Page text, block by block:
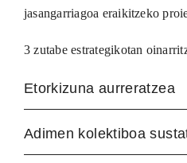
jasangarriagoa eraikitzeko
3 zutabe estrategikotan
Etorkizuna aurreratzea
Adimen kolektiboa